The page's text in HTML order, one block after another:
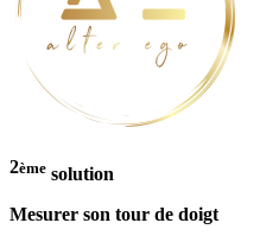
2ème solution
Mesurer son tour de doigt